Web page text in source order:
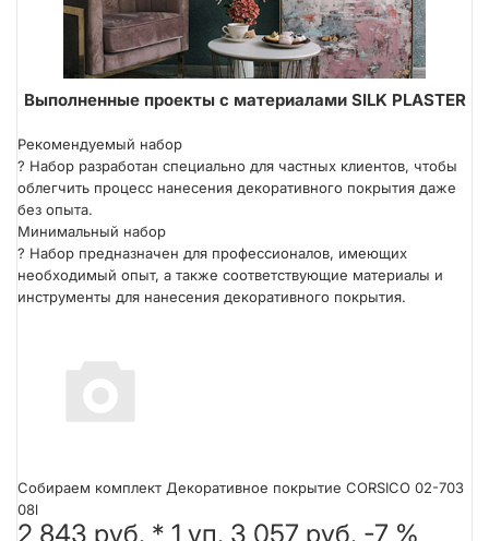
Выполненные проекты с материалами SILK PLASTER
Рекомендуемый набор
? Набор разработан специально для частных клиентов, чтобы
облегчить процесс нанесения декоративного покрытия даже
без опыта.
Минимальный набор
? Набор предназначен для профессионалов, имеющих
необходимый опыт, а также соответствующие материалы и
инструменты для нанесения декоративного покрытия.
Собираем комплект Декоративное покрытие CORSICO 02-703
08l
2 843 руб. * 1 уп. 3 057 руб. -7 %